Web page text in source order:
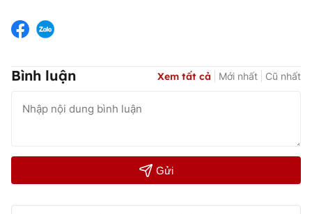
Bình luận Xem tất cả Mới nhất Cũ nhất
Gửi